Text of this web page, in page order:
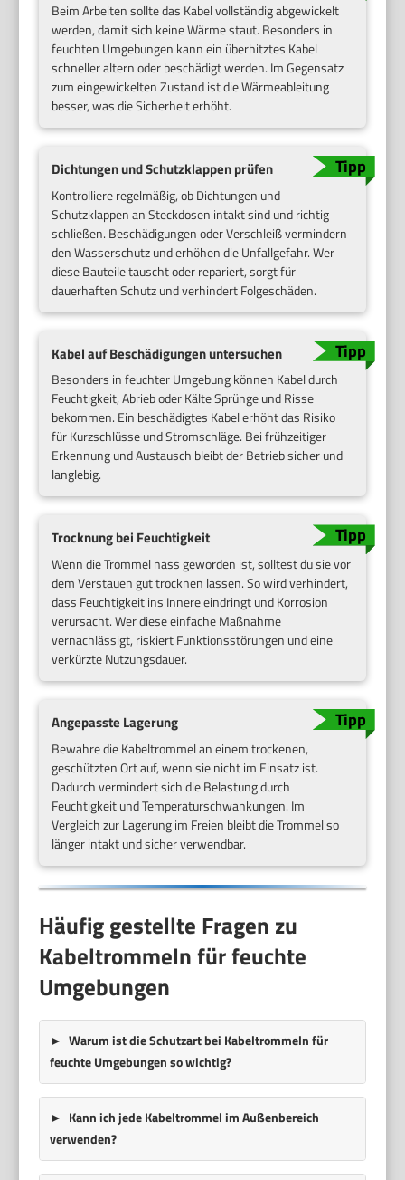
Beim Arbeiten sollte das Kabel vollständig abgewickelt
werden, damit sich keine Wärme staut. Besonders in
feuchten Umgebungen kann ein überhitztes Kabel
schneller altern oder beschädigt werden. Im Gegensatz
zum eingewickelten Zustand ist die Wärmeableitung
besser, was die Sicherheit erhöht.
Dichtungen und Schutzklappen prüfen
Kontrolliere regelmäßig, ob Dichtungen und
Schutzklappen an Steckdosen intakt sind und richtig
schließen. Beschädigungen oder Verschleiß vermindern
den Wasserschutz und erhöhen die Unfallgefahr. Wer
diese Bauteile tauscht oder repariert, sorgt für
dauerhaften Schutz und verhindert Folgeschäden.
Kabel auf Beschädigungen untersuchen
Besonders in feuchter Umgebung können Kabel durch
Feuchtigkeit, Abrieb oder Kälte Sprünge und Risse
bekommen. Ein beschädigtes Kabel erhöht das Risiko
für Kurzschlüsse und Stromschläge. Bei frühzeitiger
Erkennung und Austausch bleibt der Betrieb sicher und
langlebig.
Trocknung bei Feuchtigkeit
Wenn die Trommel nass geworden ist, solltest du sie vor
dem Verstauen gut trocknen lassen. So wird verhindert,
dass Feuchtigkeit ins Innere eindringt und Korrosion
verursacht. Wer diese einfache Maßnahme
vernachlässigt, riskiert Funktionsstörungen und eine
verkürzte Nutzungsdauer.
Angepasste Lagerung
Bewahre die Kabeltrommel an einem trockenen,
geschützten Ort auf, wenn sie nicht im Einsatz ist.
Dadurch vermindert sich die Belastung durch
Feuchtigkeit und Temperaturschwankungen. Im
Vergleich zur Lagerung im Freien bleibt die Trommel so
länger intakt und sicher verwendbar.
Häufig gestellte Fragen zu
Kabeltrommeln für feuchte
Umgebungen
Warum ist die Schutzart bei Kabeltrommeln für
feuchte Umgebungen so wichtig?
Kann ich jede Kabeltrommel im Außenbereich
verwenden?